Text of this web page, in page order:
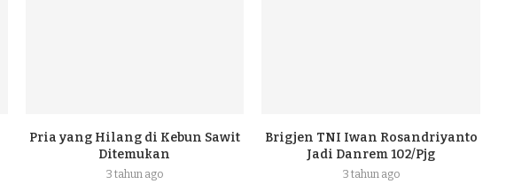
Pria yang Hilang di Kebun Sawit
Ditemukan
3 tahun ago
Brigjen TNI Iwan Rosandriyanto
Jadi Danrem 102/Pjg
3 tahun ago